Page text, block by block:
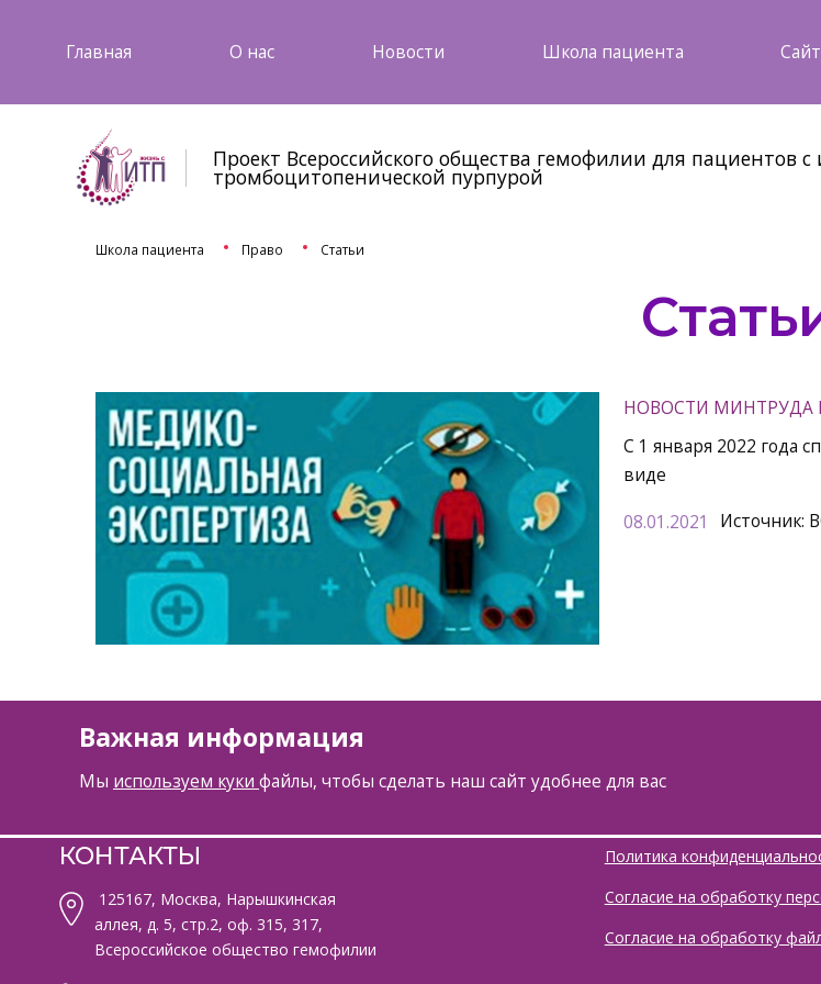
Проект Всероссийского общества гемофилии для пациентов
тромбоцитопенической пурпурой
Главная О нас Новости Школа пациента
Школа пациента Право Статьи
НОВОСТИ МИНТРУДА
С 1 января 2022 года
виде
08.01.2021 Источник:
Важная информация
Мы используем куки файлы, чтобы сделать наш сайт удобнее для вас
КОНТАКТЫ
125167, Москва, Нарышкинская
аллея, д. 5, стр.2, оф. 315, 317,
Всероссийское общество гемофилии
Политика
Согласие на обработку
Согласие на обработку